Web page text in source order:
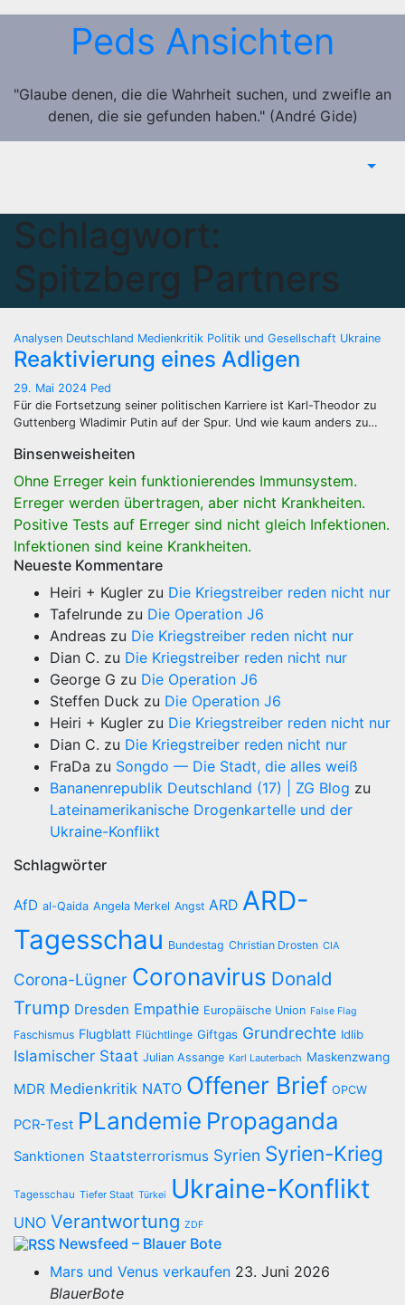
Zum
Peds Ansichten
"Glaube denen, die die Wahrheit suchen, und zweifle an
denen, die sie gefunden haben." (André Gide)
Schlagwort:
Spitzberg Partners
Analysen Deutschland Medienkritik Politik und Gesellschaft Ukraine
Reaktivierung eines Adligen
29. Mai 2024 Ped
Für die Fortsetzung seiner politischen Karriere ist Karl-Theodor zu
Guttenberg Wladimir Putin auf der Spur. Und wie kaum anders zu…
Binsenweisheiten
Ohne Erreger kein funktionierendes Immunsystem.
Erreger werden übertragen, aber nicht Krankheiten.
Positive Tests auf Erreger sind nicht gleich Infektionen.
Infektionen sind keine Krankheiten.
Neueste Kommentare
Heiri + Kugler zu Die Kriegstreiber reden nicht nur
Tafelrunde zu Die Operation J6
Andreas zu Die Kriegstreiber reden nicht nur
Dian C. zu Die Kriegstreiber reden nicht nur
George G zu Die Operation J6
Steffen Duck zu Die Operation J6
Heiri + Kugler zu Die Kriegstreiber reden nicht nur
Dian C. zu Die Kriegstreiber reden nicht nur
FraDa zu Songdo — Die Stadt, die alles weiß
Bananenrepublik Deutschland (17) | ZG Blog zu
Lateinamerikanische Drogenkartelle und der
Ukraine-Konflikt
Schlagwörter
AfD al-Qaida Angela Merkel Angst ARD ARD-
Tagesschau Bundestag Christian Drosten CIA
Corona-Lügner Coronavirus Donald
Trump Dresden Empathie Europäische Union False Flag
Faschismus Flugblatt Flüchtlinge Giftgas Grundrechte Idlib
Islamischer Staat Julian Assange Karl Lauterbach Maskenzwang
MDR Medienkritik NATO Offener Brief OPCW
PCR-Test PLandemie Propaganda
Sanktionen Staatsterrorismus Syrien Syrien-Krieg
Tagesschau Tiefer Staat Türkei Ukraine-Konflikt
UNO Verantwortung ZDF
Newsfeed – Blauer Bote
Mars und Venus verkaufen 23. Juni 2026
BlauerBote